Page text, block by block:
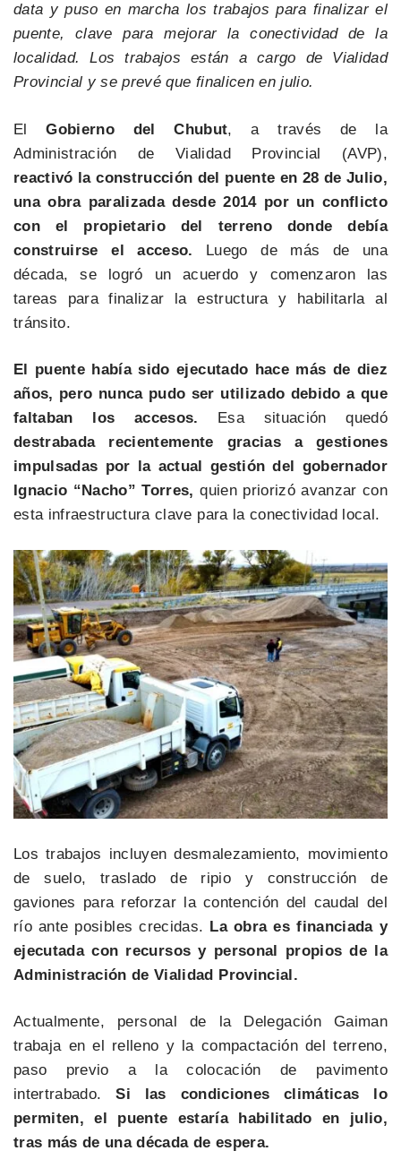
data y puso en marcha los trabajos para finalizar el
puente, clave para mejorar la conectividad de la
localidad. Los trabajos están a cargo de Vialidad
Provincial y se prevé que finalicen en julio.
ElGobierno del Chubut, a través de la
Administración de Vialidad Provincial (AVP),
reactivó la construcción del puente en 28 de Julio,
una obra paralizada desde 2014 por un conflicto
con el propietario del terreno donde debía
construirse el acceso. Luego de más de una
década, se logró un acuerdo y comenzaron las
tareas para finalizar la estructura y habilitarla al
tránsito.
El puente había sido ejecutado hace más de diez
años, pero nunca pudo ser utilizado debido a que
faltaban los accesos. Esa situación quedó
destrabada recientemente gracias a gestiones
impulsadas por la actual gestión del gobernador
Ignacio “Nacho” Torres, quien priorizó avanzar con
esta infraestructura clave para la conectividad local.
Los trabajos incluyen desmalezamiento, movimiento
de suelo, traslado de ripio y construcción de
gaviones para reforzar la contención del caudal del
río ante posibles crecidas. La obra es financiada y
ejecutada con recursos y personal propios de la
Administración de Vialidad Provincial.
Actualmente, personal de la Delegación Gaiman
trabaja en el relleno y la compactación del terreno,
paso previo a la colocación de pavimento
intertrabado.Si las condiciones climáticas lo
permiten, el puente estaría habilitado en julio,
tras más de una década de espera.